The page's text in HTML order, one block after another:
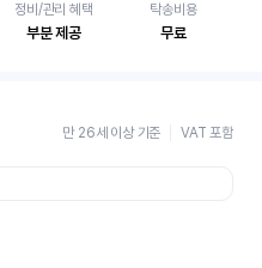
정비/관리 혜택
부분 제공
탁송비용
무료
만 26세 이상 기준 VAT 포함